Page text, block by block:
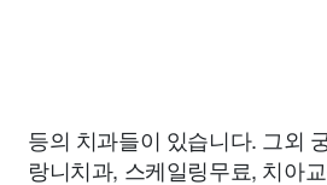
등의 치과들이 있습니다. 그외
랑니치과, 스케일링무료, 치아